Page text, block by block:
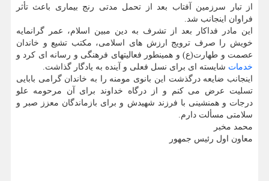
از تبار سرزمین آفتاب بعد از تحمل مدتی رنج بیماری باعث تأثر
فراوان اینجانب شد.
این مادر فداکار بعد از تشرف به دین مبین اسلام، عمر گرانمایه
خویش را صرف ترویج ارزش های اسلامی، مکتب تشیع و خاندان
عصمت و طهارت(ع) و همینطور فعالیتهای فرهنگی و رسانه ای کرد و
خدمات شایسته ای برای نسل فعلی و آینده به یادگار گذاشت.
اینجانب ضایعه درگذشت این بانوی مومنه را به خاندان گرامی بابایی
تسلیت عرض می کنم و از درگاه خداوند برای آن مرحومه علو
درجات و همنشینی با فرزند شهیدش و برای بازماندگان معزز صبر و
سلامتی مسألت دارم.
محمد مخبر
معاون اول رئیس جمهور